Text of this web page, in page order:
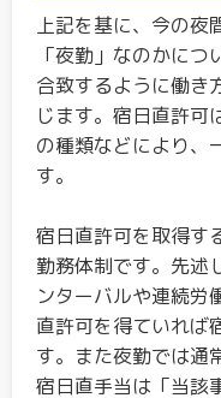
上記を基に、今の夜
「夜勤」なのかに
合致するように働き
じます。宿日直許可
の種類などにより、
す。
宿日直許可を取得す
勤務体制です。先述
ンターバルや連続労
直許可を得ていれば
す。また夜勤では通
宿日直手当は「当該